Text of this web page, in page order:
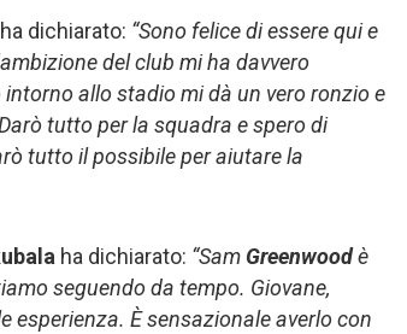
ha dichiarato: “Sono felice di essere qui e
del club mi ha davvero
allo stadio mi dà un vero ronzio e
tutto per la squadra e spero di
tutto il possibile per aiutare la
ha dichiarato: “Sam Greenwoodè
seguendo da tempo. Giovane,
esperienza. È sensazionale averlo con